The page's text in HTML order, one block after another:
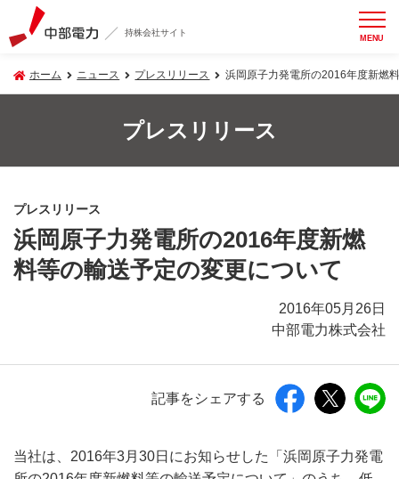
持株会社サイト MENU
ホーム ニュース プレスリリース 浜岡原子力発電所の2016年度新燃
プレスリリース
プレスリリース
浜岡原子力発電所の2016年度新燃
料等の輸送予定の変更について
2016年05月26日
中部電力株式会社
記事をシェアする
当社は、2016年3月30日にお知らせした「浜岡原子力発電